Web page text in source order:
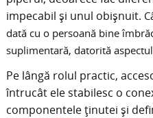
impecabil și unul obișnuit.
dată cu o persoană bine
suplimentară, datorită
Pe lângă rolul practic,
întrucât ele stabilesc o
componentele ținutei și